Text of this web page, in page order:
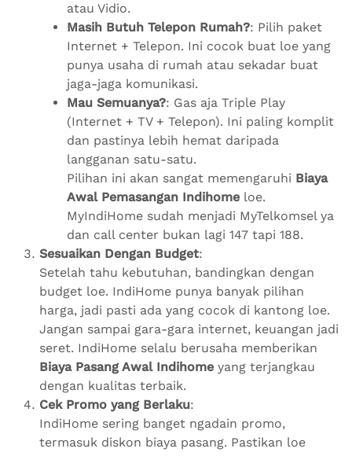
atau Vidio.
Masih Butuh Telepon Rumah?: Pilih paket
Internet + Telepon. Ini cocok buat loe yang
punya usaha di rumah atau sekadar buat
jaga-jaga komunikasi.
Mau Semuanya?: Gas aja Triple Play
(Internet + TV + Telepon). Ini paling komplit
dan pastinya lebih hemat daripada
langganan satu-satu.
Pilihan ini akan sangat memengaruhi Biaya
Awal Pemasangan Indihome loe.
MyIndiHome sudah menjadi MyTelkomsel ya
dan call center bukan lagi 147 tapi 188.
Sesuaikan Dengan Budget:
Setelah tahu kebutuhan, bandingkan dengan
budget loe. IndiHome punya banyak pilihan
harga, jadi pasti ada yang cocok di kantong loe.
Jangan sampai gara-gara internet, keuangan jadi
seret. IndiHome selalu berusaha memberikan
Biaya Pasang Awal Indihome yang terjangkau
dengan kualitas terbaik.
Cek Promo yang Berlaku:
IndiHome sering banget ngadain promo,
termasuk diskon biaya pasang. Pastikan loe